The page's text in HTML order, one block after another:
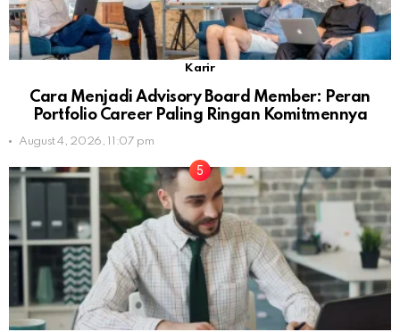
Karir
Cara Menjadi Advisory Board Member: Peran
Portfolio Career Paling Ringan Komitmennya
August 4, 2026, 11:07 pm